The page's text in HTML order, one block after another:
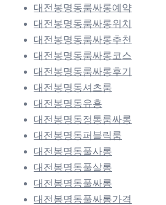
대전봉명동룸싸롱예약
대전봉명동룸싸롱위치
대전봉명동룸싸롱추천
대전봉명동룸싸롱코스
대전봉명동룸싸롱후기
대전봉명동셔츠룸
대전봉명동유흥
대전봉명동정통룸싸롱
대전봉명동퍼블릭룸
대전봉명동풀사롱
대전봉명동풀살롱
대전봉명동풀싸롱
대전봉명동풀싸롱가격